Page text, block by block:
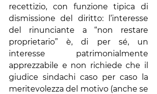
recettizio, con funzione tipica di
dismissione del diritto: l’interesse
del rinunciante a “non restare
proprietario” è, di per sé, un
interesse patrimonialmente
apprezzabile e non richiede che il
giudice sindachi caso per caso la
meritevolezza del motivo (anche se